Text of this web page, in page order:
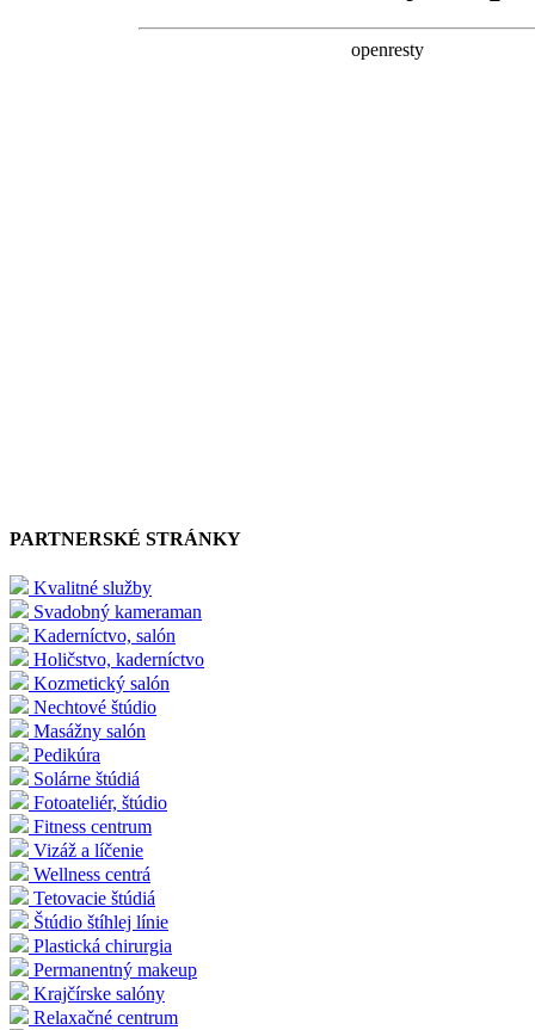
PARTNERSKÉ STRÁNKY
Kvalitné služby
Svadobný kameraman
Kaderníctvo, salón
Holičstvo, kaderníctvo
Kozmetický salón
Nechtové štúdio
Masážny salón
Pedikúra
Solárne štúdiá
Fotoateliér, štúdio
Fitness centrum
Vizáž a líčenie
Wellness centrá
Tetovacie štúdiá
Štúdio štíhlej línie
Plastická chirurgia
Permanentný makeup
Krajčírske salóny
Relaxačné centrum